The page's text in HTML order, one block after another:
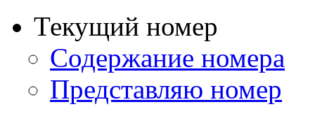
Текущий номер
Содержание номера
Представляю номер